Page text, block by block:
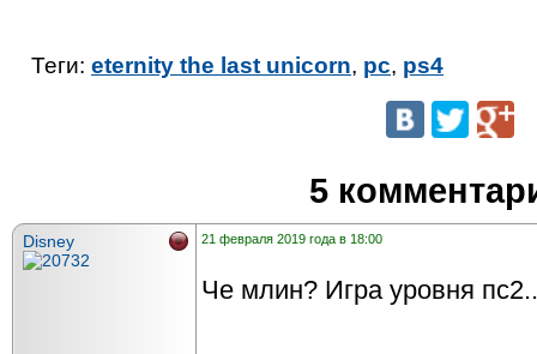
Теги: eternity the last unicorn, pc, ps4
5
Disney 21 февраля 2019 года в 18:00
Че млин? Игра уровня